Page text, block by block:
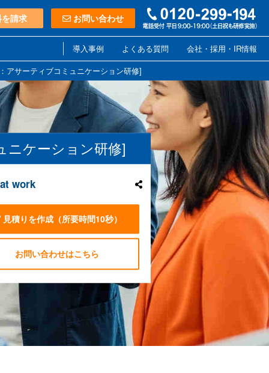
請求 お問い合わせ
導入事例 よくある質問
会社・採用・IR情報
アサーティブコミュニケーション研修]
ニケーション研修]
work
見積りを作成 （所要時間10秒）
お問い合わせはこちら